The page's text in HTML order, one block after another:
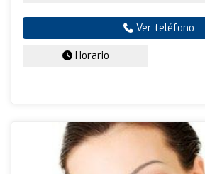
Ver teléfono
Horario